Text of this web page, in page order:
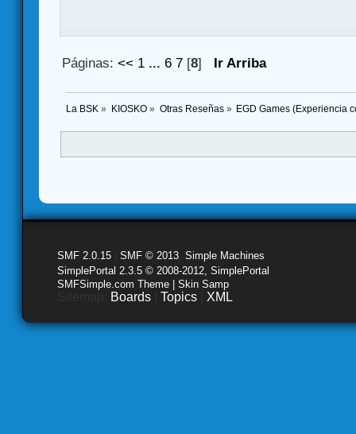
Páginas:<< 1 ...6 7 [8] Ir Arriba
La BSK » KIOSKO» Otras Reseñas» EGD Games (Experiencia
SMF 2.0.15 SMF © 2013 Simple Machines
SimplePortal 2.3.5 © 2008-2012, SimplePortal
SMFSimple.com Theme | Skin Samp
Boards Topics XML